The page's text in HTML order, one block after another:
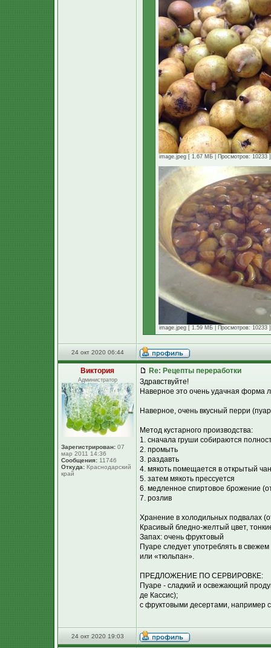
image.jpeg [ 1.67 МБ | Просмотров: 10233 ]
image.jpeg [ 1.59 МБ | Просмотров: 10233 ]
24 окт 2020 06:44
Виктория
Администратор
Зарегистрирован: 07
мар 2011 14:36
Сообщения: 11746
Откуда: Краснодарский
край
Re: Рецепты переработки
Здравствуйте!
Наверное это очень удачная форма
Наверное, очень вкусный перри
Метод кустарного производства:
1. сначала груши собираются
2. промыть
3. раздавть
4. мякоть помещается в открытый
5. затем мякоть прессуется
6. медленное спиртовое брожение
7. розлив
Хранение в холодильных подвалах
Красивый бледно-желтый цвет,
Запах: очень фруктовый
Пуаре следует употреблять в
или «тюльпан».
ПРЕДЛОЖЕНИЕ ПО СЕРВИРОВКЕ:
Пуаре - сладкий и освежающий
де Кассис);
с фруктовыми десертами, например
24 окт 2020 19:03